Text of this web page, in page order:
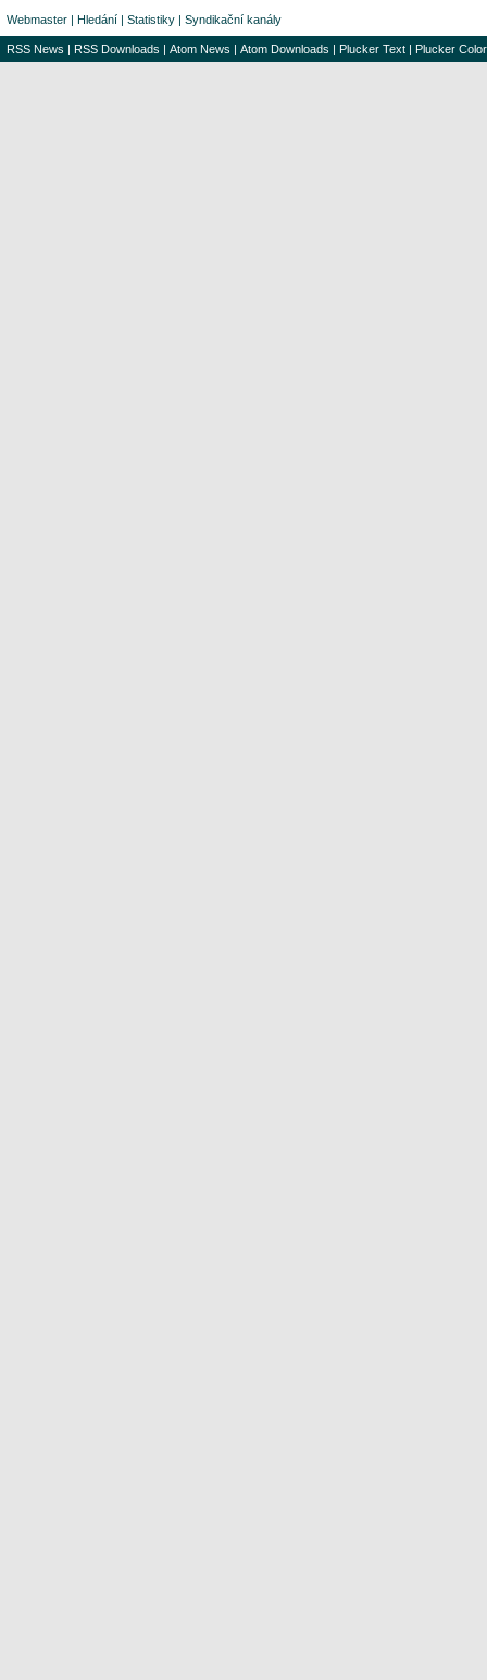
Webmaster | Hledání | Statistiky | Syndikační kanály
RSS News | RSS Downloads | Atom News | Atom Downloads | Plucker Text | Plucker Color